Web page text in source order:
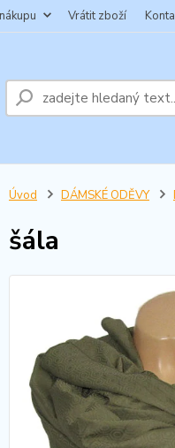
Vrátit zboží
Úvod DÁMSKÉ ODĚVY
šála